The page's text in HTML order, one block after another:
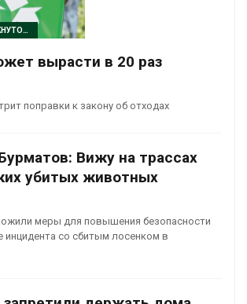
ЭКОНОМИКА ЗАМКНУТОГО ЦИКЛА
вырасти в 20 раз
поправки к закону об отходах
Вижу на трассах
убитых животных
меры для повышения безопасности
инцидента со сбитым лосенком в